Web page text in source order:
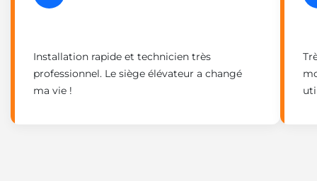
Installation rapide et technicien très
professionnel. Le siège élévateur a changé
ma vie !